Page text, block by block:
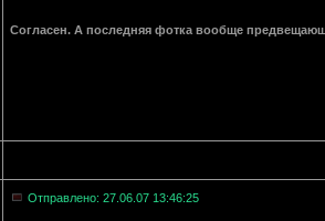
Согласен. А последняя фотка вообще
Отправлено: 27.06.07 13:46:25